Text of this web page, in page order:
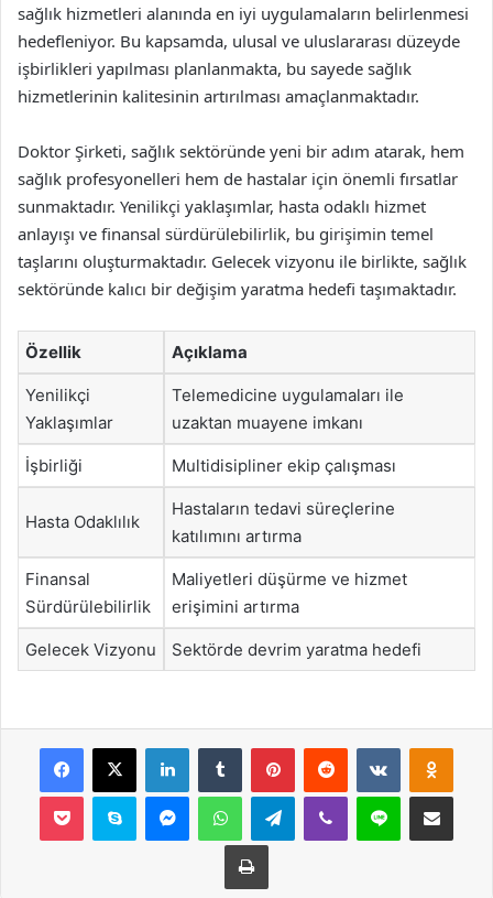
sağlık hizmetleri alanında en iyi uygulamaların belirlenmesi
hedefleniyor. Bu kapsamda, ulusal ve uluslararası düzeyde
işbirlikleri yapılması planlanmakta, bu sayede sağlık
hizmetlerinin kalitesinin artırılması amaçlanmaktadır.
Doktor Şirketi, sağlık sektöründe yeni bir adım atarak, hem
sağlık profesyonelleri hem de hastalar için önemli fırsatlar
sunmaktadır. Yenilikçi yaklaşımlar, hasta odaklı hizmet
anlayışı ve finansal sürdürülebilirlik, bu girişimin temel
taşlarını oluşturmaktadır. Gelecek vizyonu ile birlikte, sağlık
sektöründe kalıcı bir değişim yaratma hedefi taşımaktadır.
Özellik Açıklama
Yenilikçi
Yaklaşımlar
Telemedicine uygulamaları ile
uzaktan muayene imkanı
İşbirliği Multidisipliner ekip çalışması
Hasta Odaklılık
Hastaların tedavi süreçlerine
katılımını artırma
Finansal
Sürdürülebilirlik
Maliyetleri düşürme ve hizmet
erişimini artırma
Gelecek Vizyonu Sektörde devrim yaratma hedefi
Facebook
X LinkedInTumblr PinterestReddit VKontakte
Pocket Skype MessengerWhatsAppTelegramViber Line E-Posta ile
Yazdır